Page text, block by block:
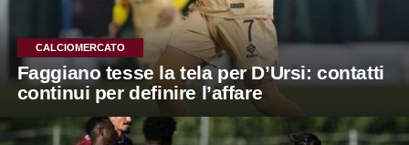
CALCIOMERCATO
Faggiano tesse la tela per D’Ursi: contatti
continui per definire l’affare